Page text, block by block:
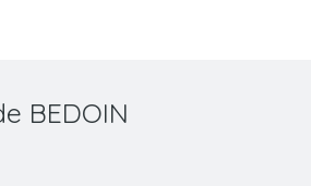
BEDOIN